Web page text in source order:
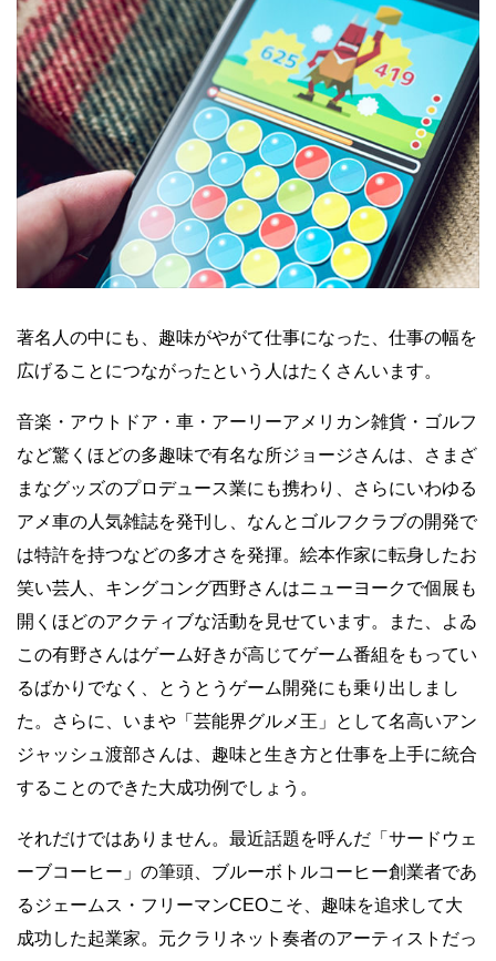
著名人の中にも、趣味がやがて仕事になった、仕事の幅を
広げることにつながったという人はたくさんいます。
音楽・アウトドア・車・アーリーアメリカン雑貨・ゴルフ
など驚くほどの多趣味で有名な所ジョージさんは、さまざ
まなグッズのプロデュース業にも携わり、さらにいわゆる
アメ車の人気雑誌を発刊し、なんとゴルフクラブの開発で
は特許を持つなどの多才さを発揮。絵本作家に転身したお
笑い芸人、キングコング西野さんはニューヨークで個展も
開くほどのアクティブな活動を見せています。また、よゐ
この有野さんはゲーム好きが高じてゲーム番組をもってい
るばかりでなく、とうとうゲーム開発にも乗り出しまし
た。さらに、いまや「芸能界グルメ王」として名高いアン
ジャッシュ渡部さんは、趣味と生き方と仕事を上手に統合
することのできた大成功例でしょう。
それだけではありません。最近話題を呼んだ「サードウェ
ーブコーヒー」の筆頭、ブルーボトルコーヒー創業者であ
るジェームス・フリーマンCEOこそ、趣味を追求して大
成功した起業家。元クラリネット奏者のアーティストだっ